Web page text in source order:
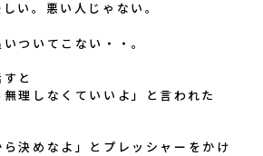
い。悪い人じゃない。
ついてこない・・。
と
無理しなくていいよ」と言われた
ら決めなよ」とプレッシャーをかけ